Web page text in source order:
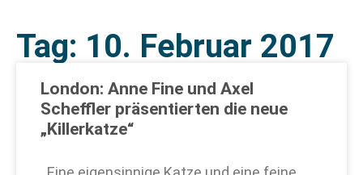
Tag: 10. Februar 2017
London: Anne Fine und Axel
Scheffler präsentierten die neue
„Killerkatze“